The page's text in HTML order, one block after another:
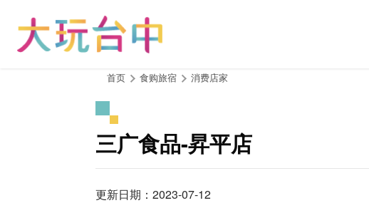
首页 食购旅宿 消费店家
三广食品-昇平店
更新日期：2023-07-12